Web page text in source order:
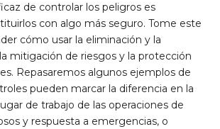
de controlar los peligros es
con algo más seguro. Tome este
cómo usar la eliminación y la
mitigación de riesgos y la protección
Repasaremos algunos ejemplos de
pueden marcar la diferencia en la
de trabajo de las operaciones de
y respuesta a emergencias, o